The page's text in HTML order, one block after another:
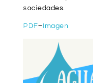
sociedades.
PDF– Imagen